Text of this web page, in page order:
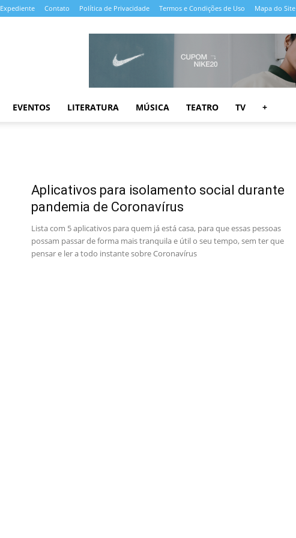
Expediente Contato Política de Privacidade Termos e Condições de Uso Mapa do Site
EVENTOS LITERATURA MÚSICA TEATRO TV +
Aplicativos para isolamento social durante
pandemia de Coronavírus
Lista com 5 aplicativos para quem já está casa, para que essas pessoas
possam passar de forma mais tranquila e útil o seu tempo, sem ter que
pensar e ler a todo instante sobre Coronavírus